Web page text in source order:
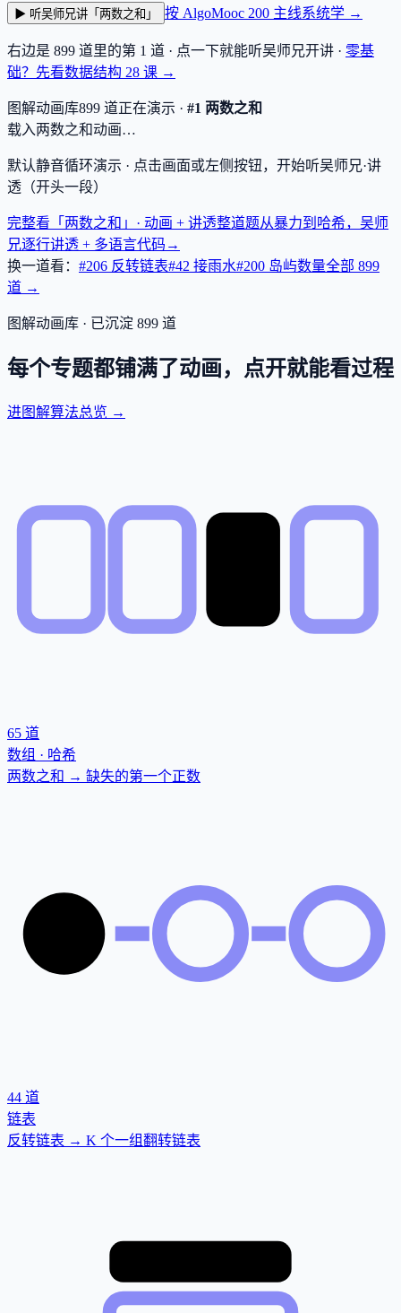
▶ 听吴师兄讲「两数之和」 按 AlgoMooc 200 主线系统学 →
右边是 899 道里的第 1 道 · 点一下就能听吴师兄开讲 · 零基
础？先看数据结构 28 课 →
图解动画库899 道正在演示 · #1 两数之和
载入两数之和动画…
默认静音循环演示 · 点击画面或左侧按钮，开始听吴师兄·讲
透（开头一段）
完整看「两数之和」· 动画 + 讲透整道题从暴力到哈希，吴师
兄逐行讲透 + 多语言代码 →
换一道看： #206 反转链表#42 接雨水#200 岛屿数量全部 899
道 →
图解动画库 · 已沉淀 899 道
每个专题都铺满了动画，点开就能看过程
进图解算法总览 →
65 道
数组 · 哈希
两数之和 → 缺失的第一个正数
44 道
链表
反转链表 → K 个一组翻转链表